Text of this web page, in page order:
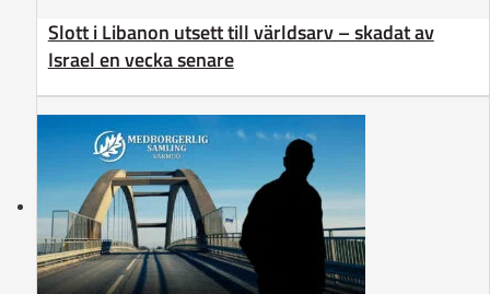
Slott i Libanon utsett till världsarv – skadat av
Israel en vecka senare